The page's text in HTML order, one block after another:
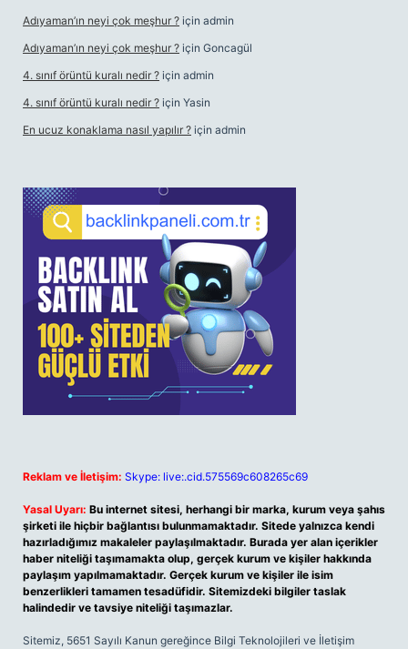
Adıyaman’ın neyi çok meşhur ? için admin
Adıyaman’ın neyi çok meşhur ? için Goncagül
4. sınıf örüntü kuralı nedir ? için admin
4. sınıf örüntü kuralı nedir ? için Yasin
En ucuz konaklama nasıl yapılır ? için admin
Reklam ve İletişim: Skype: live:.cid.575569c608265c69
Yasal Uyarı: Bu internet sitesi, herhangi bir marka, kurum veya şahıs
şirketi ile hiçbir bağlantısı bulunmamaktadır. Sitede yalnızca kendi
hazırladığımız makaleler paylaşılmaktadır. Burada yer alan içerikler
haber niteliği taşımamakta olup, gerçek kurum ve kişiler hakkında
paylaşım yapılmamaktadır. Gerçek kurum ve kişiler ile isim
benzerlikleri tamamen tesadüfidir. Sitemizdeki bilgiler taslak
halindedir ve tavsiye niteliği taşımazlar.
Sitemiz, 5651 Sayılı Kanun gereğince Bilgi Teknolojileri ve İletişim